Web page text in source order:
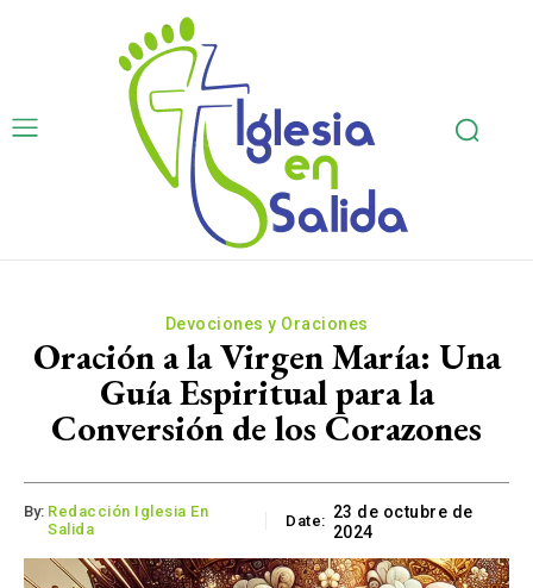
Devociones y Oraciones
Oración a la Virgen María: Una
Guía Espiritual para la
Conversión de los Corazones
By: Redacción Iglesia En
Salida
Date: 23 de octubre de
2024